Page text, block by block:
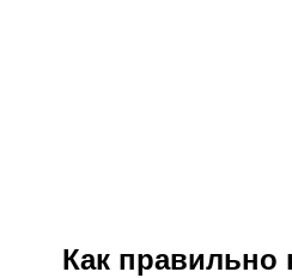
Как правильно